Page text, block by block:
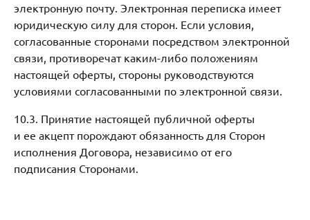
электронную почту. Электронная переписка имеет
юридическую силу для сторон. Если условия,
согласованные сторонами посредством электронной
связи, противоречат каким-либо положениям
настоящей оферты, стороны руководствуются
условиями согласованными по электронной связи.
10.3. Принятие настоящей публичной оферты
и ее акцепт порождают обязанность для Сторон
исполнения Договора, независимо от его
подписания Сторонами.